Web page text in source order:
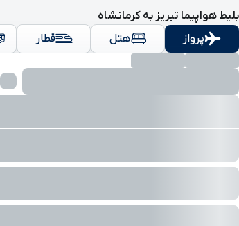
بلیط هواپیما تبریز‎‎ به کرمانشاه
پرواز
هتل قطار